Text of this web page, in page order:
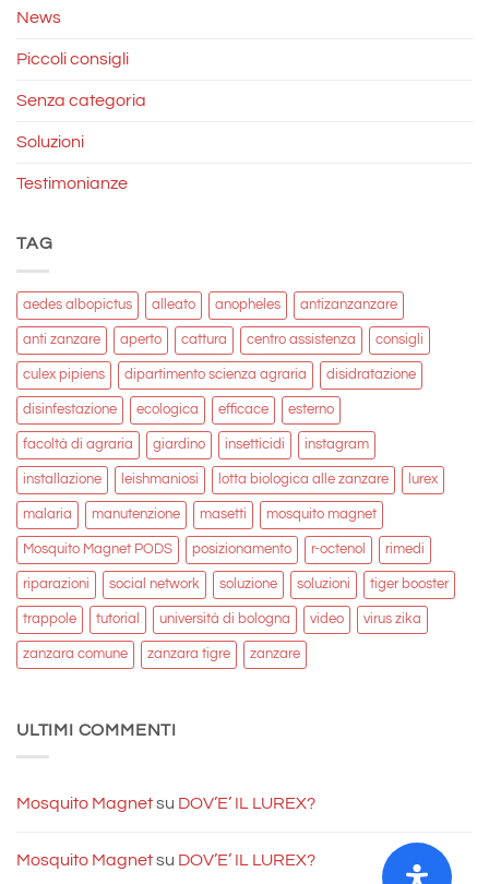
News
Piccoli consigli
Senza categoria
Soluzioni
Testimonianze
TAG
aedes albopictus alleato anopheles antizanzanzare
anti zanzare aperto cattura centro assistenza consigli
culex pipiens dipartimento scienza agraria disidratazione
disinfestazione ecologica efficace esterno
facoltà di agraria giardino insetticidi instagram
installazione leishmaniosi lotta biologica alle zanzare lurex
malaria manutenzione masetti mosquito magnet
Mosquito Magnet PODS posizionamento r-octenol rimedi
riparazioni social network soluzione soluzioni tiger booster
trappole tutorial università di bologna video virus zika
zanzara comune zanzara tigre zanzare
ULTIMI COMMENTI
Mosquito Magnetsu DOV’E’ IL LUREX?
Mosquito Magnetsu DOV’E’ IL LUREX?